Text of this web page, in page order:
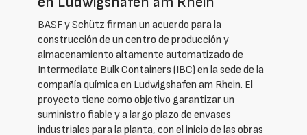
BASF y Schütz firman un acuerdo para la
construcción de un centro de producción y
almacenamiento altamente automatizado de
Intermediate Bulk Containers (IBC) en la sede de la
compañía química en Ludwigshafen am Rhein. El
proyecto tiene como objetivo garantizar un
suministro fiable y a largo plazo de envases
industriales para la planta, con el inicio de las obras